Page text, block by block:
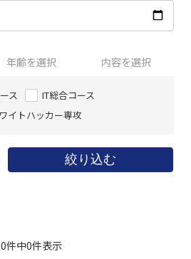
年齢を選択 内容を選択
ス
IT総合コース
イトハッカー専攻
絞り込む
0件中0件表示